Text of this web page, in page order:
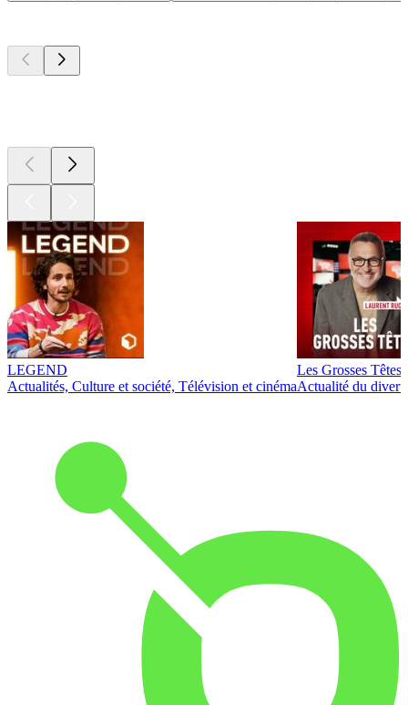
LEGEND
Actualités, Culture et société, Télévision et cinéma
Les Grosses Têtes
Actualité du